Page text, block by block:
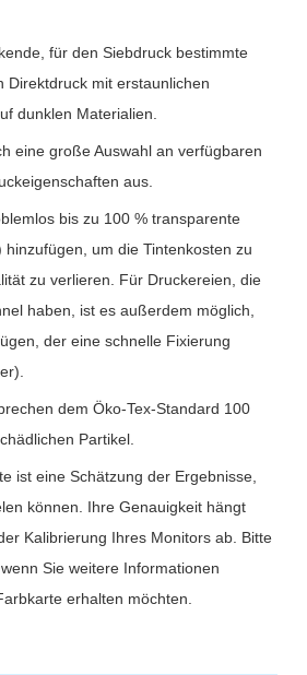
für den Siebdruck bestimmte
Direktdruck mit erstaunlichen
dunklen Materialien.
eine große Auswahl an verfügbaren
aus.
bis zu 100 % transparente
hinzufügen, um die Tintenkosten zu
zu verlieren. Für Druckereien, die
haben, ist es außerdem möglich,
der eine schnelle Fixierung
dem Öko-Tex-Standard 100
Partikel.
ist eine Schätzung der Ergebnisse,
können. Ihre Genauigkeit hängt
Kalibrierung Ihres Monitors ab. Bitte
Sie weitere Informationen
erhalten möchten.